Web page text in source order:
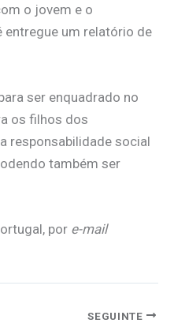
o jovem e o
entregue um relatório de
ser enquadrado no
os filhos dos
responsabilidade social
também ser
por e-mail
SEGUINTE